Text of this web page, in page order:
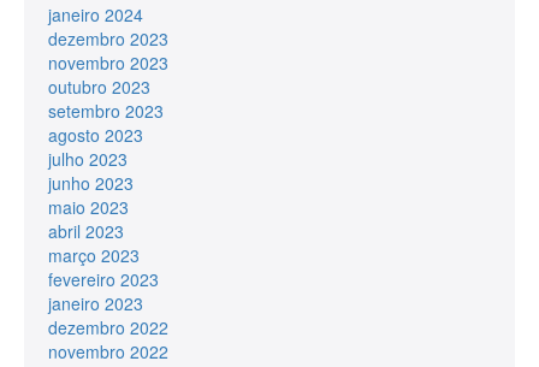
janeiro 2024
dezembro 2023
novembro 2023
outubro 2023
setembro 2023
agosto 2023
julho 2023
junho 2023
maio 2023
abril 2023
março 2023
fevereiro 2023
janeiro 2023
dezembro 2022
novembro 2022